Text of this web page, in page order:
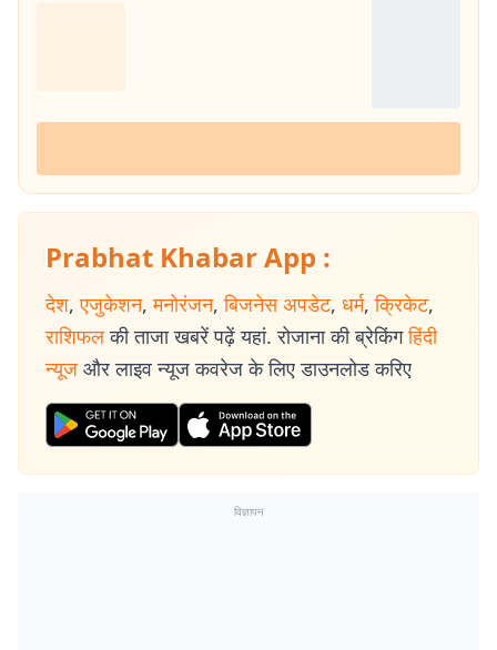
Prabhat Khabar App :
देश, एजुकेशन, मनोरंजन, बिजनेस अपडेट, धर्म, क्रिकेट,
राशिफल की ताजा खबरें पढ़ें यहां. रोजाना की ब्रेकिंग हिंदी
न्यूज और लाइव न्यूज कवरेज के लिए डाउनलोड करिए
विज्ञापन